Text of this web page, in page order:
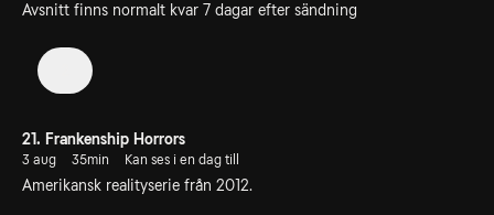
Avsnitt finns normalt kvar 7 dagar efter sändning
21. Frankenship Horrors
3 aug 35min Kan ses i en dag till
Amerikansk realityserie från 2012.